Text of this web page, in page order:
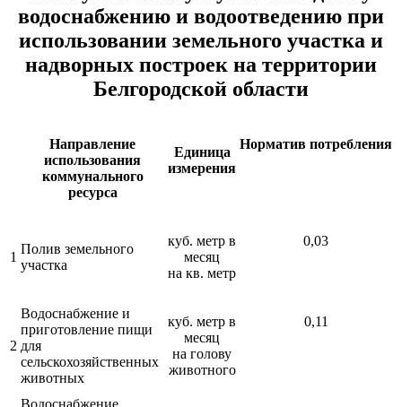
водоснабжению и водоотведению при
использовании земельного участка и
надворных построек на территории
Белгородской области
Направление
использования
коммунального
ресурса
Единица
измерения
Норматив потребления
1
Полив земельного
участка
куб. метр в
месяц
на кв. метр
0,03
2
Водоснабжение и
приготовление пищи
для
сельскохозяйственных
животных
куб. метр в
месяц
на голову
животного
0,11